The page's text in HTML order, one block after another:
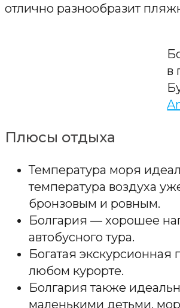
отлично разнообразит
в
Плюсы отдыха
Температура моря
температура воздуха
бронзовым и ровным.
Болгария — хорошее
автобусного тура.
Богатая
любом курорте.
Болгария также
маленькими детьми,